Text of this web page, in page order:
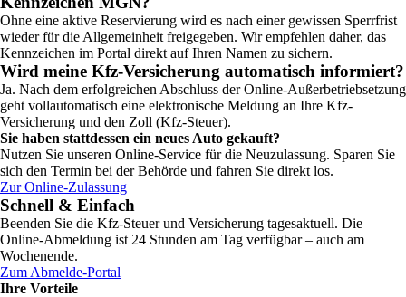
Ohne eine aktive Reservierung wird es nach einer gewissen Sperrfrist
wieder für die Allgemeinheit freigegeben. Wir empfehlen daher, das
Kennzeichen im Portal direkt auf Ihren Namen zu sichern.
Wird meine Kfz-Versicherung automatisch informiert?
Ja. Nach dem erfolgreichen Abschluss der Online-Außerbetriebsetzung
geht vollautomatisch eine elektronische Meldung an Ihre Kfz-
Versicherung und den Zoll (Kfz-Steuer).
Sie haben stattdessen ein neues Auto gekauft?
Nutzen Sie unseren Online-Service für die Neuzulassung. Sparen Sie
sich den Termin bei der Behörde und fahren Sie direkt los.
Zur Online-Zulassung
Schnell & Einfach
Beenden Sie die Kfz-Steuer und Versicherung tagesaktuell. Die
Online-Abmeldung ist 24 Stunden am Tag verfügbar – auch am
Wochenende.
Zum Abmelde-Portal
Ihre Vorteile